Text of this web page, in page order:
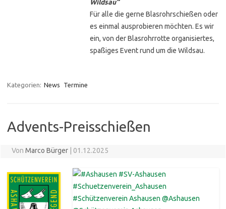
Wildsau“
Für alle die gerne Blasrohrschießen oder
es einmal ausprobieren möchten. Es wir
ein, von der Blasrohrrotte organisiertes,
spaßiges Event rund um die Wildsau.
Kategorien: News Termine
Advents-Preisschießen
Von Marco Bürger 01.12.2025